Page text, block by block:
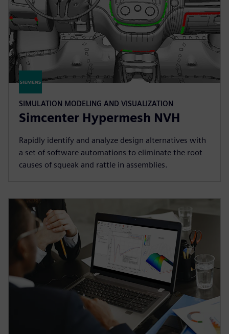
SIMULATION MODELING AND VISUALIZATION
Simcenter Hypermesh NVH
Rapidly identify and analyze design alternatives with
a set of software automations to eliminate the root
causes of squeak and rattle in assemblies.